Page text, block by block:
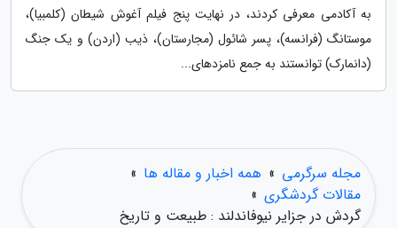
به آکادمی معرفی کردند، در نهایت پنج فیلم آغوش شیطان (کلمبیا)،
موستانگ (فرانسه)، پسر شائول (مجارستان)، ذیب (اردن) و یک جنگ
(دانمارک) توانستند به جمع نامزدهای...
مجله سرگرمی » همه اخبار و مقاله ها »
مقالات گردشگری »
گردش در جزایر نیوفاندلند : طبیعت و تاریخ